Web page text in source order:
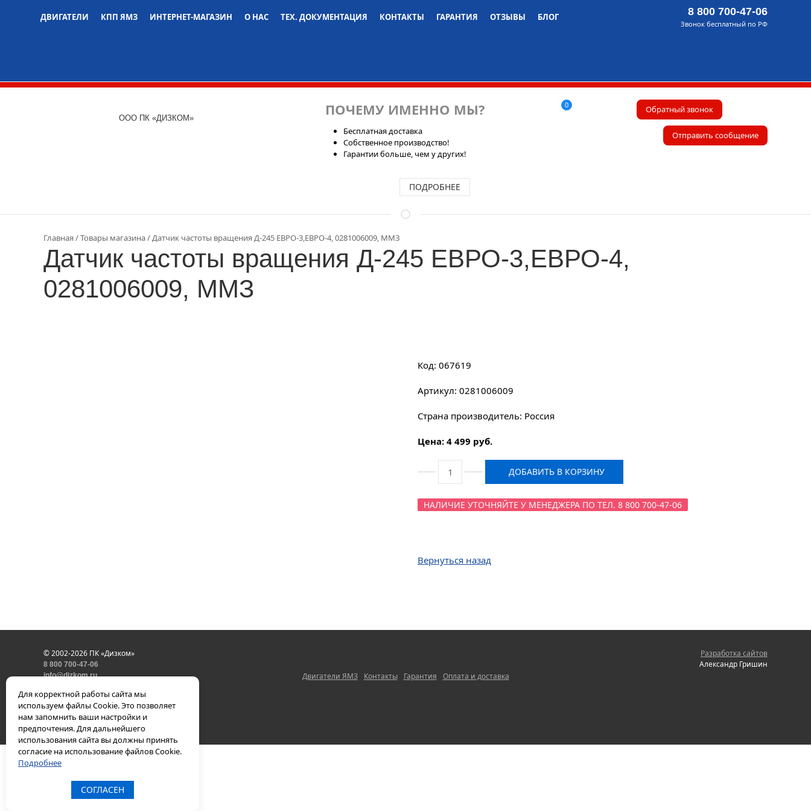
ДВИГАТЕЛИ
КПП ЯМЗ ИНТЕРНЕТ-МАГАЗИН О НАС ТЕХ. ДОКУМЕНТАЦИЯ КОНТАКТЫ ГАРАНТИЯ ОТЗЫВЫ БЛОГ 8 800 700-47-06
Звонок бесплатный по РФ
ООО ПК «ДИЗКОМ» ПОЧЕМУ ИМЕННО МЫ?
Бесплатная доставка
Собственное производство!
Гарантии больше, чем у других!
ПОДРОБНЕЕ
0 Обратный звонок
Отправить сообщение
Главная Товары магазина Датчик частоты вращения Д-245 ЕВРО-3,ЕВРО-4, 0281006009, ММЗ
Датчик частоты вращения Д-245 ЕВРО-3,ЕВРО-4,
0281006009, ММЗ
Код: 067619
Артикул: 0281006009
Страна производитель: Россия
Цена: 4 499 руб.
ДОБАВИТЬ В КОРЗИНУ
НАЛИЧИЕ УТОЧНЯЙТЕ У МЕНЕДЖЕРА ПО ТЕЛ. 8 800 700-47-06
Вернуться назад
© 2002-2026 ПК «Дизком»
8 800 700-47-06
info@dizkom.ru
Двигатели ЯМЗ Контакты Гарантия Оплата и доставка
Разработка сайтов
Александр Гришин
Для корректной работы сайта мы
используем файлы Cookie. Это позволяет
нам запомнить ваши настройки и
предпочтения. Для дальнейшего
использования сайта вы должны принять
согласие на использование файлов Cookie.
Подробнее
СОГЛАСЕН